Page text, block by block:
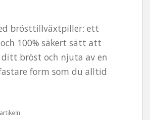
brösttillväxtpiller: ett
100% säkert sätt att
bröst och njuta av en
form som du alltid